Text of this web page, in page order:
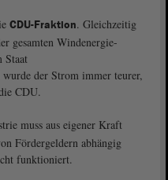
CDU-Fraktion. Gleichzeitig
gesamten Windenergie-
Staat
der Strom immer teurer,
CDU.
muss aus eigener Kraft
Fördergeldern abhängig
funktioniert.